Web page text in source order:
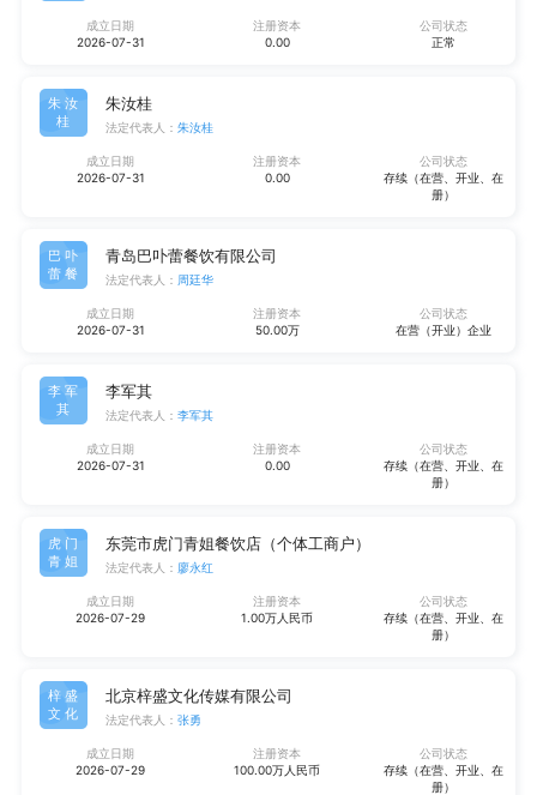
成立日期
2026-07-31
注册资本
0.00
公司状态
正常
朱汝
桂
朱汝桂
法定代表人： 朱汝桂
成立日期
2026-07-31
注册资本
0.00
公司状态
存续（在营、开业、在
册）
巴卟
蕾餐
青岛巴卟蕾餐饮有限公司
法定代表人： 周廷华
成立日期
2026-07-31
注册资本
50.00万
公司状态
在营（开业）企业
李军
其
李军其
法定代表人： 李军其
成立日期
2026-07-31
注册资本
0.00
公司状态
存续（在营、开业、在
册）
虎门
青姐
东莞市虎门青姐餐饮店（个体工商户）
法定代表人： 廖永红
成立日期
2026-07-29
注册资本
1.00万人民币
公司状态
存续（在营、开业、在
册）
梓盛
文化
北京梓盛文化传媒有限公司
法定代表人： 张勇
成立日期
2026-07-29
注册资本
100.00万人民币
公司状态
存续（在营、开业、在
册）